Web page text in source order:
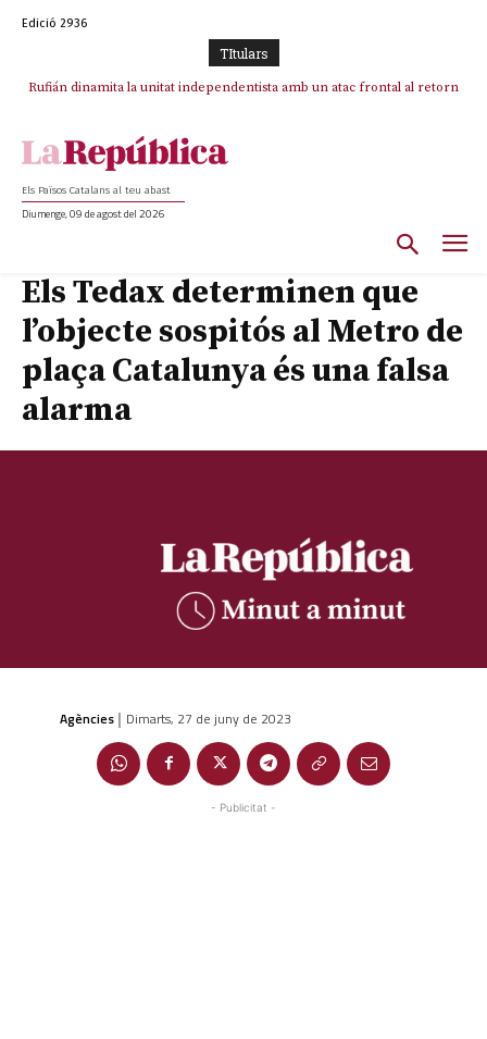
Edició 2936
TItulars
Rufián dinamita la unitat independentista amb un atac frontal al retorn
Els Països Catalans al teu abast
Diumenge, 09 de agost del 2026
Els Tedax determinen que
l’objecte sospitós al Metro de
plaça Catalunya és una falsa
alarma
Agències | Dimarts, 27 de juny de 2023
- Publicitat -